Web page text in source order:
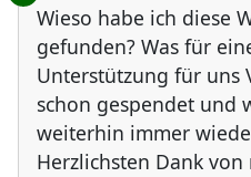
Wieso habe ich diese
gefunden? Was für
Unterstützung für uns
schon gespendet und
weiterhin immer
Herzlichsten Dank von